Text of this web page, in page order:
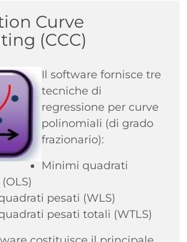
Curve
(CCC)
Il software fornisce tre
tecniche di
regressione per curve
polinomiali (di grado
frazionario):
Minimi quadrati
pesati (WLS)
pesati totali (WTLS)